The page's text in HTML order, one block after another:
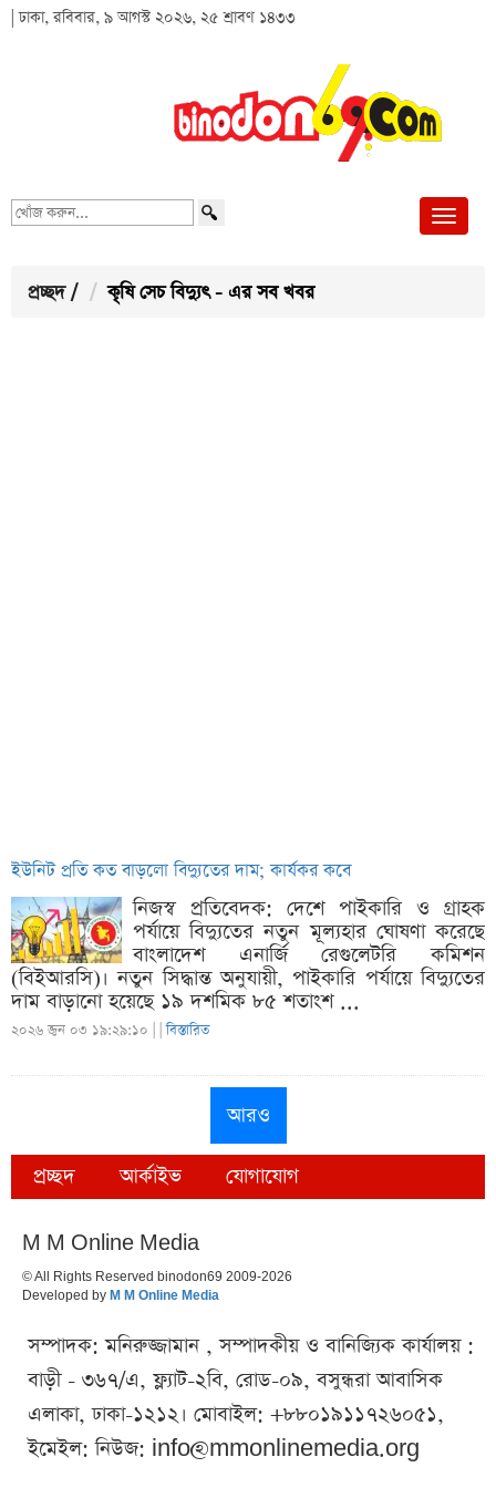
| ঢাকা, রবিবার, ৯ আগস্ট ২০২৬, ২৫ শ্রাবণ ১৪৩৩
খোঁজ
প্রচ্ছদ / কৃষি সেচ বিদ্যুৎ - এর সব খবর
ইউনিট প্রতি কত বাড়লো বিদ্যুতের দাম; কার্যকর কবে
নিজস্ব প্রতিবেদক: দেশে পাইকারি ও গ্রাহক
পর্যায়ে বিদ্যুতের নতুন মূল্যহার ঘোষণা করেছে
বাংলাদেশ এনার্জি রেগুলেটরি কমিশন
(বিইআরসি)। নতুন সিদ্ধান্ত অনুযায়ী, পাইকারি পর্যায়ে বিদ্যুতের
দাম বাড়ানো হয়েছে ১৯ দশমিক ৮৫ শতাংশ ...
২০২৬ জুন ০৩ ১৯:২৯:১০ | |বিস্তারিত
আরও
প্রচ্ছদ আর্কাইভ যোগাযোগ
M M Online Media
© All Rights Reserved binodon69 2009-2026
Developed by M M Online Media
সম্পাদক: মনিরুজ্জামান , সম্পাদকীয় ও বানিজ্যিক কার্যালয় :
বাড়ী - ৩৬৭/এ, ফ্ল্যাট-২বি, রোড-০৯, বসুন্ধরা আবাসিক
এলাকা, ঢাকা-১২১২। মোবাইল: +৮৮০১৯১১৭২৬০৫১,
ইমেইল: নিউজ: info@mmonlinemedia.org